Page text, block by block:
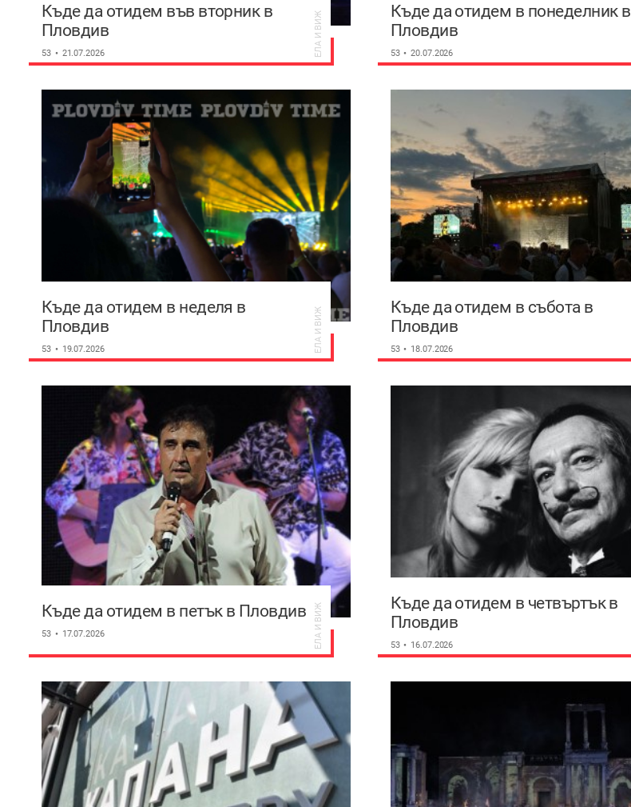
Къде да отидем във вторник в
Пловдив
53 21.07.2026 ЕЛА И ВИЖ
Къде да отидем в понеделник в
Пловдив
53 20.07.2026
Къде да отидем в неделя в
Пловдив
53 19.07.2026 ЕЛА И ВИЖ
Къде да отидем в събота в
Пловдив
53 18.07.2026
Къде да отидем в петък в Пловдив
53 17.07.2026 ЕЛА И ВИЖ
Къде да отидем в четвъртък в
Пловдив
53 16.07.2026